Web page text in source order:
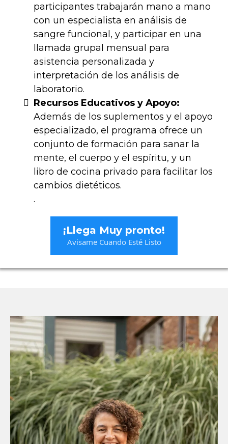
participantes trabajarán mano a mano
con un especialista en análisis de
sangre funcional, y participar en una
llamada grupal mensual para
asistencia personalizada y
interpretación de los análisis de
laboratorio​​.
Recursos Educativos y Apoyo:
Además de los suplementos y el apoyo
especializado, el programa ofrece un
conjunto de formación para sanar la
mente, el cuerpo y el espíritu, y un
libro de cocina privado para facilitar los
cambios dietéticos.
​.
¡Llega Muy pronto!
Avisame Cuando Esté Listo